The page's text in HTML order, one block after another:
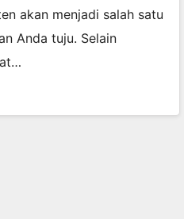
akan menjadi salah satu
Anda tuju. Selain